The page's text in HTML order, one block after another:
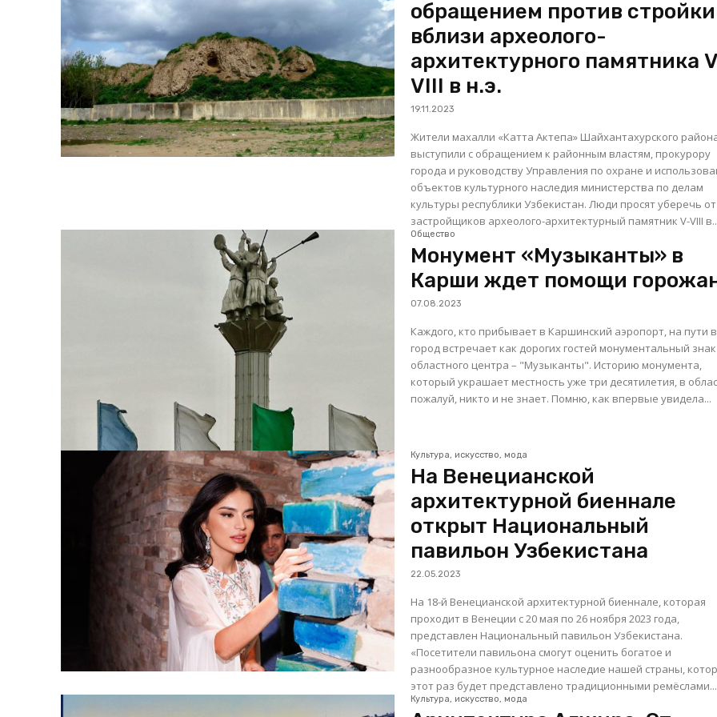
обращением против стройки
вблизи археолого-
архитектурного памятника
VIII в н.э.
19.11.2023
Жители махалли «Катта Актепа» Шайхантахурского
выступили с обращением к районным властям, прокурору
города и руководству Управления по охране и
объектов культурного наследия министерства по делам
культуры республики Узбекистан. Люди просят уберечь от
застройщиков археолого-архитектурный памятник V-VIII
Общество
Монумент «Музыканты» в
Карши ждет помощи
07.08.2023
Каждого, кто прибывает в Каршинский аэропорт, на пути в
город встречает как дорогих гостей монументальный знак
областного центра – "Музыканты". Историю монумента,
который украшает местность уже три десятилетия, в
пожалуй, никто и не знает. Помню, как впервые увидела...
Культура, искусство, мода
На Венецианской
архитектурной биеннале
открыт Национальный
павильон Узбекистана
22.05.2023
На 18-й Венецианской архитектурной биеннале, которая
проходит в Венеции с 20 мая по 26 ноября 2023 года,
представлен Национальный павильон Узбекистана.
«Посетители павильона смогут оценить богатое и
разнообразное культурное наследие нашей страны,
этот раз будет представлено традиционными ремёслами...
Культура, искусство, мода